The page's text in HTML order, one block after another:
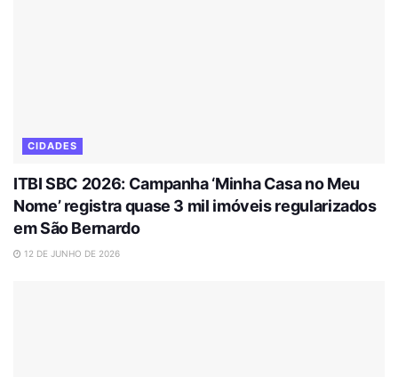
CIDADES
ITBI SBC 2026: Campanha ‘Minha Casa no Meu
Nome’ registra quase 3 mil imóveis regularizados
em São Bernardo
12 DE JUNHO DE 2026